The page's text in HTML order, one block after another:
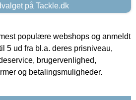
på Tackle.dk
populære webshops og anmeldt
5 ud fra bl.a. deres prisniveau,
brugervenlighed,
og betalingsmuligheder.